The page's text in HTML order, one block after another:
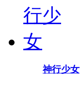
神行少女